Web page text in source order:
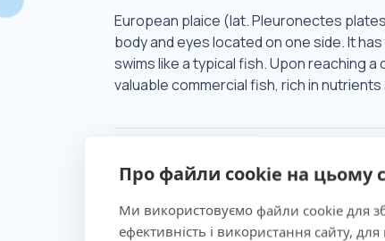
Про файли cookie на цьому
Ми використовуємо файли cookie для
ефективність і використання сайту,
European plaice (lat. Pleuronectes
body and eyes located on one side. It
swims like a typical fish. Upon reaching
valuable commercial fish, rich in
Indications